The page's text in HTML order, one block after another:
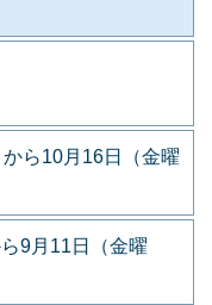
ら10月16日（金曜
9月11日（金曜